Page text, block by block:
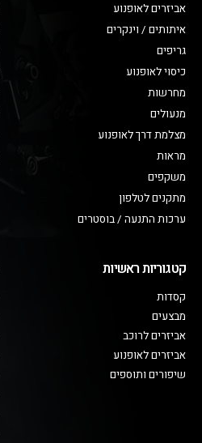
אביזרים לאופנוע
איתותים / וינקרים
גריפים
כיסוי לאופנוע
מחרשות
מנעולים
מצלמת דרך לאופנוע
מראות
משקפים
מתקנים לטלפון
ערכות התנעה / בוסטרים
קטגוריות ראשיות
קסדות
מבצעים
אביזרים לרוכב
אביזרים לאופנוע
שיפורים ותוספים